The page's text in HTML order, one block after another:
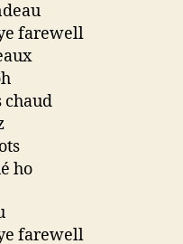
farewell
chaud
ho
farewell